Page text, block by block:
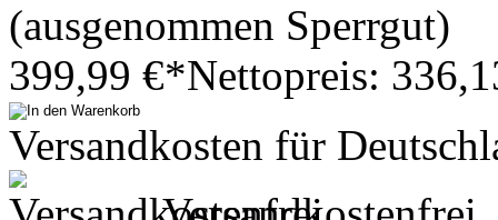
(ausgenommen Sperrgut)
399,99 €*Nettopreis:
Versandkosten für